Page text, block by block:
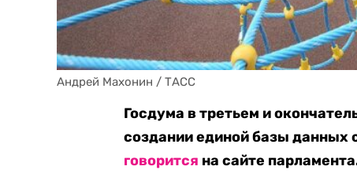
Андрей Махонин / ТАСС
Госдума в третьем и
создании единой базы данных
говорится на сайте